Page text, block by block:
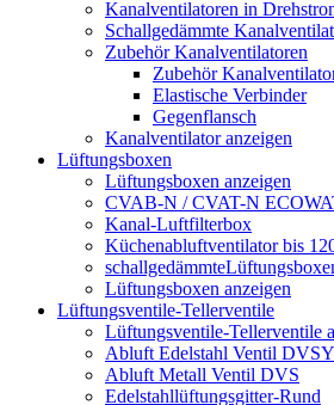
Kanalventilatoren in
Schallgedämmte
Zubehör Kanalventilatoren
Zubehör
Elastische Verbinder
Gegenflansch
Kanalventilator anzeigen
Lüftungsboxen
Lüftungsboxen anzeigen
CVAB-N / CVAT-N
Kanal-Luftfilterbox
Küchenabluftventilator bis
Lüftungsboxen anzeigen
Lüftungsventile-Tellerventile
Lüftungsventile-Tellerventile
Abluft Edelstahl Ventil DVSY
Abluft Metall Ventil DVS
Edelstahllüftungsgitter-Rund